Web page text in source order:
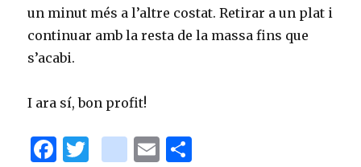
un minut més a l’altre costat. Retirar a un plat i
continuar amb la resta de la massa fins que
s’acabi.
I ara sí, bon profit!
F
bl E